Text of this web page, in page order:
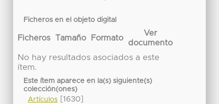
Ficheros en el objeto digital
Ficheros Tamaño Formato
Ver
documento
No hay resultados asociados a este
ítem.
Este ítem aparece en la(s) siguiente(s)
colección(ones)
Artículos[1630]